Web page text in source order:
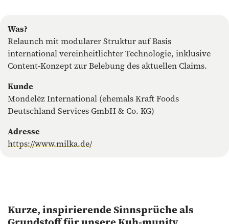
Was?
Relaunch mit modularer Struktur auf Basis
international vereinheitlichter Technologie, inklusive
Content-Konzept zur Belebung des aktuellen Claims.
Kunde
Mondelēz International (ehemals Kraft Foods
Deutschland Services GmbH & Co. KG)
Adresse
https://www.milka.de/
Kurze, inspirierende Sinnsprüche als